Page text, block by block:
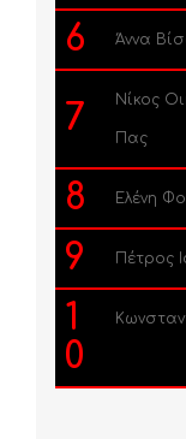
6 Άννα
7 Νίκος
Πας
8 Ελένη
9 Πέτρος
1
0